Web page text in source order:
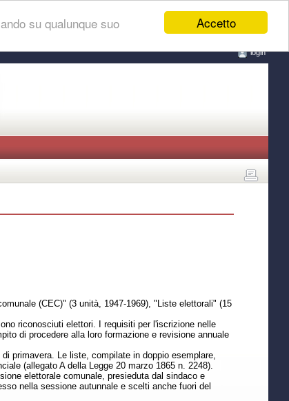
Accetto
su qualunque suo
login
(CEC)" (3 unità, 1947-1969), "Liste elettorali" (15
riconosciuti elettori. I requisiti per l'iscrizione nelle
di procedere alla loro formazione e revisione annuale
primavera. Le liste, compilate in doppio esemplare,
(allegato A della Legge 20 marzo 1865 n. 2248).
elettorale comunale, presieduta dal sindaco e
nella sessione autunnale e scelti anche fuori del